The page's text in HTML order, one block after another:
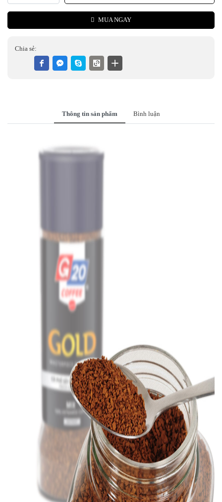
MUA NGAY
Chia sẻ:
Thông tin sản phẩm Bình luận